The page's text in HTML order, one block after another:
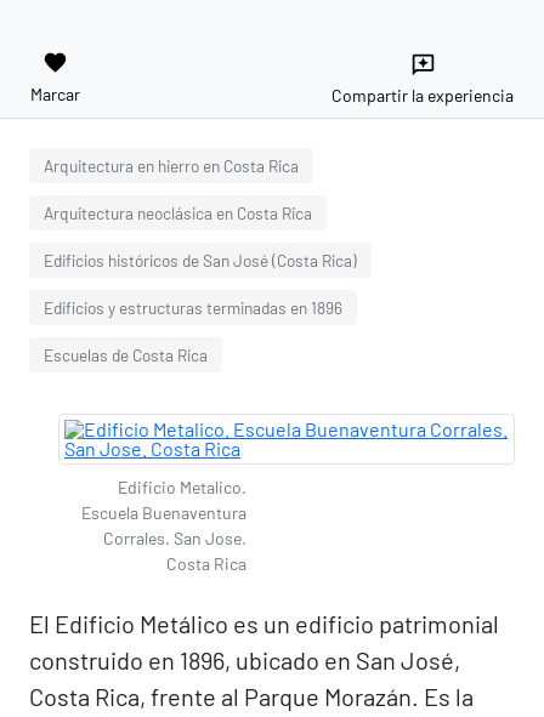
favorite
Marcar
reviews
Compartir la experiencia
Arquitectura en hierro en Costa Rica
Arquitectura neoclásica en Costa Rica
Edificios históricos de San José (Costa Rica)
Edificios y estructuras terminadas en 1896
Escuelas de Costa Rica
Edificio Metalico.
Escuela Buenaventura
Corrales. San Jose.
Costa Rica
El Edificio Metálico es un edificio patrimonial
construido en 1896, ubicado en San José,
Costa Rica, frente al Parque Morazán. Es la